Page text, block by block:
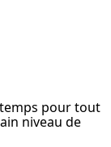
temps pour tout
niveau de